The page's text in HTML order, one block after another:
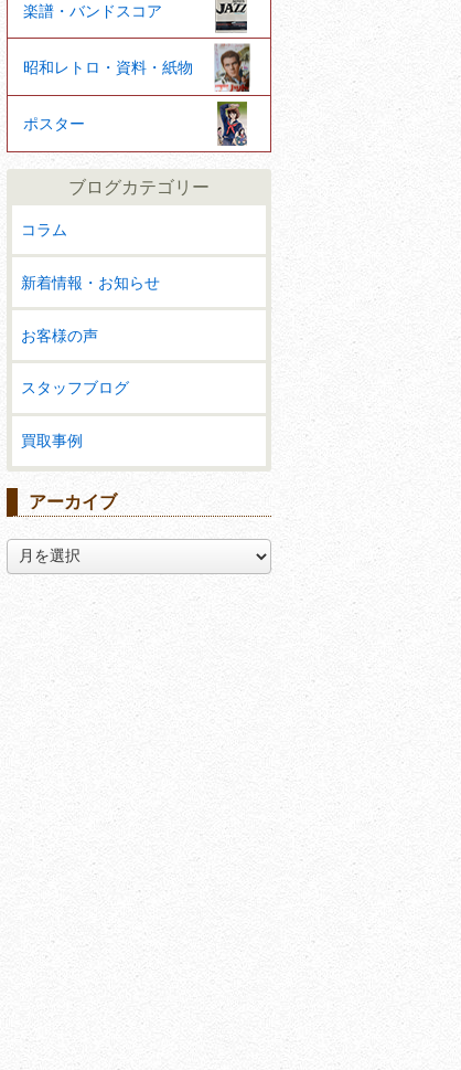
楽譜・バンドスコア
昭和レトロ・資料・紙物
ポスター
ブログカテゴリー
コラム
新着情報・お知らせ
お客様の声
スタッフブログ
買取事例
アーカイブ
ー